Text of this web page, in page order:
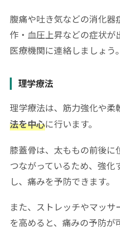
腹痛や吐き気などの消化器
作・血圧上昇などの症状が
医療機関に連絡しましょう。
理学療法
理学療法は、筋力強化や柔
法を中心に行います。
膝蓋骨は、太ももの前後に
つながっているため、強化
し、痛みを予防できます。
また、ストレッチやマッ
を高めると、痛みの予防が